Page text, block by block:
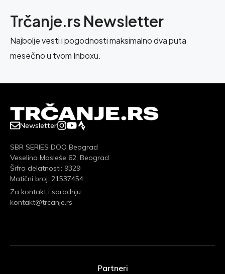
Trčanje.rs Newsletter
Najbolje vesti i pogodnosti maksimalno dva puta
mesečno u tvom Inboxu.
Newsletter
SBR SERIES DOO Beograd
Veselina Masleše 62, Beograd
Šifra delatnosti: 9329
Matični broj: 21537454
Za kontakt i saradnju:
kontakt@trcanje.rs
Partneri